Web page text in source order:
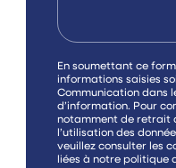
C
a
s
e
s
à
c
o
En soumettant ce
informations saisies
Communication dans
d’information. Pour
notamment de retrait
l’utilisation des
veuillez consulter les
liées à notre politique